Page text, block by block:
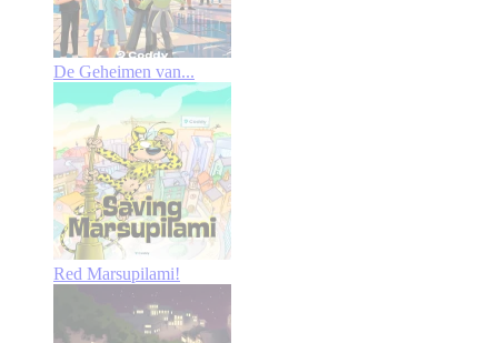
De Geheimen van...
Red Marsupilami!